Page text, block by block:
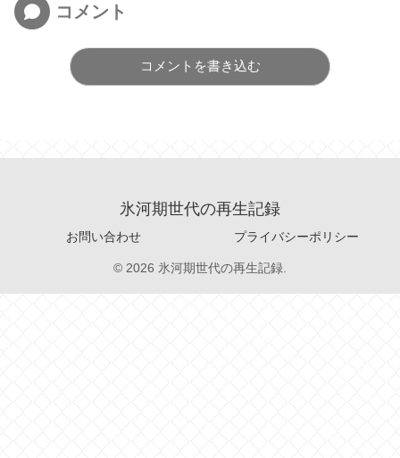
コメント
コメントを書き込む
氷河期世代の再生記録
お問い合わせ プライバシーポリシー
© 2026 氷河期世代の再生記録.